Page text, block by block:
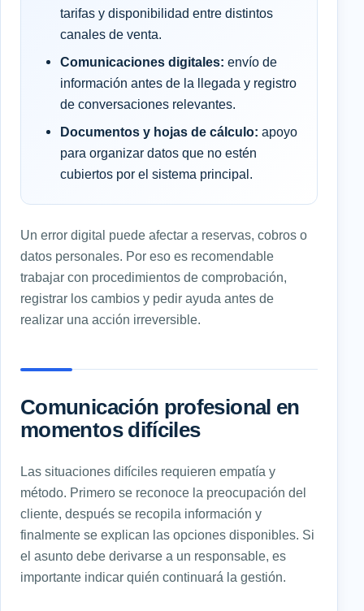
tarifas y disponibilidad entre distintos
canales de venta.
Comunicaciones digitales: envío de
información antes de la llegada y registro
de conversaciones relevantes.
Documentos y hojas de cálculo: apoyo
para organizar datos que no estén
cubiertos por el sistema principal.
Un error digital puede afectar a reservas, cobros o
datos personales. Por eso es recomendable
trabajar con procedimientos de comprobación,
registrar los cambios y pedir ayuda antes de
realizar una acción irreversible.
Comunicación profesional en
momentos difíciles
Las situaciones difíciles requieren empatía y
método. Primero se reconoce la preocupación del
cliente, después se recopila información y
finalmente se explican las opciones disponibles. Si
el asunto debe derivarse a un responsable, es
importante indicar quién continuará la gestión.